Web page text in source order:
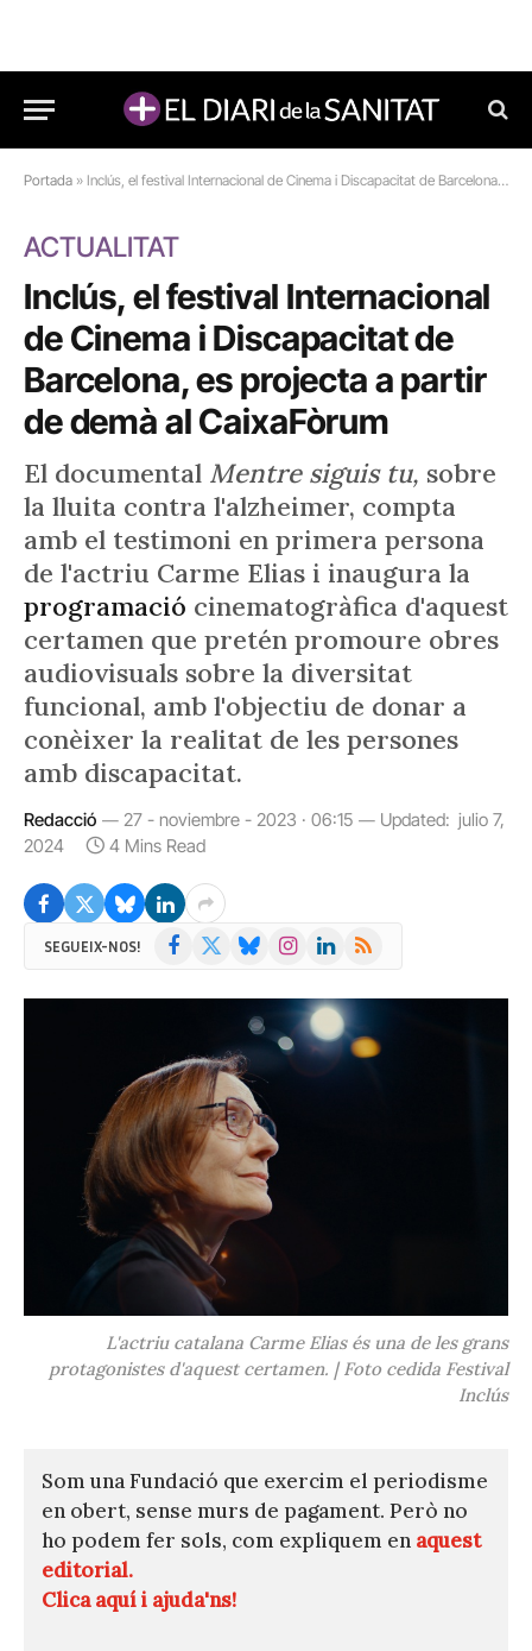
Portada » Inclús, el festival Internacional de Cinema i Discapacitat de Barcelona, es projecta a partir de demà al CaixaFòrum
ACTUALITAT
Inclús, el festival Internacional
de Cinema i Discapacitat de
Barcelona, es projecta a partir
de demà al CaixaFòrum
El documental Mentre siguis tu, sobre
la lluita contra l'alzheimer, compta
amb el testimoni en primera persona
de l'actriu Carme Elias i inaugura la
programació cinematogràfica d'aquest
certamen que pretén promoure obres
audiovisuals sobre la diversitat
funcional, amb l'objectiu de donar a
conèixer la realitat de les persones
amb discapacitat.
Redacció 27 - noviembre - 2023 · 06:15 Updated: julio 7,
2024
4 Mins Read
SEGUEIX-NOS! Facebook BlueskyInstagramLinkedIn
RSS
L'actriu catalana Carme Elias és una de les grans
protagonistes d'aquest certamen. | Foto cedida Festival
Inclús
Som una Fundació que exercim el periodisme
en obert, sense murs de pagament. Però no
ho podem fer sols, com expliquem en aquest
editorial.
Clica aquí i ajuda'ns!